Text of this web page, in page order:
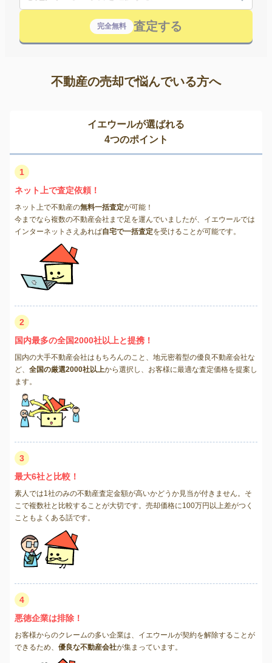
完全無料 査定する
不動産の売却で悩んでいる方へ
イエウールが選ばれる
4つのポイント
1
ネット上で査定依頼！
ネット上で不動産の無料一括査定が可能！
今までなら複数の不動産会社まで足を運んでいましたが、イエウールでは
インターネットさえあれば自宅で一括査定を受けることが可能です。
2
国内最多の全国2000社以上と提携！
国内の大手不動産会社はもちろんのこと、地元密着型の優良不動産会社な
ど、 全国の厳選2000社以上から選択し、お客様に最適な査定価格を提案し
ます。
3
最大6社と比較！
素人では1社のみの不動産査定金額が高いかどうか見当が付きません。そ
こで複数社と比較することが大切です。売却価格に100万円以上差がつく
こともよくある話です。
4
悪徳企業は排除！
お客様からのクレームの多い企業は、イエウールが契約を解除することが
できるため、 優良な不動産会社が集まっています。